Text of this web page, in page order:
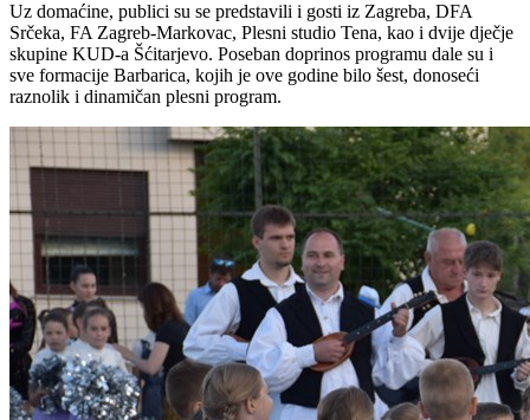
Uz domaćine, publici su se predstavili i gosti iz Zagreba, DFA
Srčeka, FA Zagreb-Markovac, Plesni studio Tena, kao i dvije dječje
skupine KUD-a Šćitarjevo. Poseban doprinos programu dale su i
sve formacije Barbarica, kojih je ove godine bilo šest, donoseći
raznolik i dinamičan plesni program.